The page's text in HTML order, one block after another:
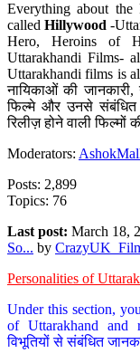
Everything about
calledHillywood-
Hero, Heroins of
Uttarakhandi Films-
Uttarakhandi films is
नायिकाओं की जानकारी,
फिल्मे और उनसे
रिलीज़ होने वाली फिल्मों
Moderators:
Posts: 2,899
Topics: 76
Last post: March 18,
So... by
Personalities of
Under this section,
of Uttarakhand and
विभूतियों से संबंधित